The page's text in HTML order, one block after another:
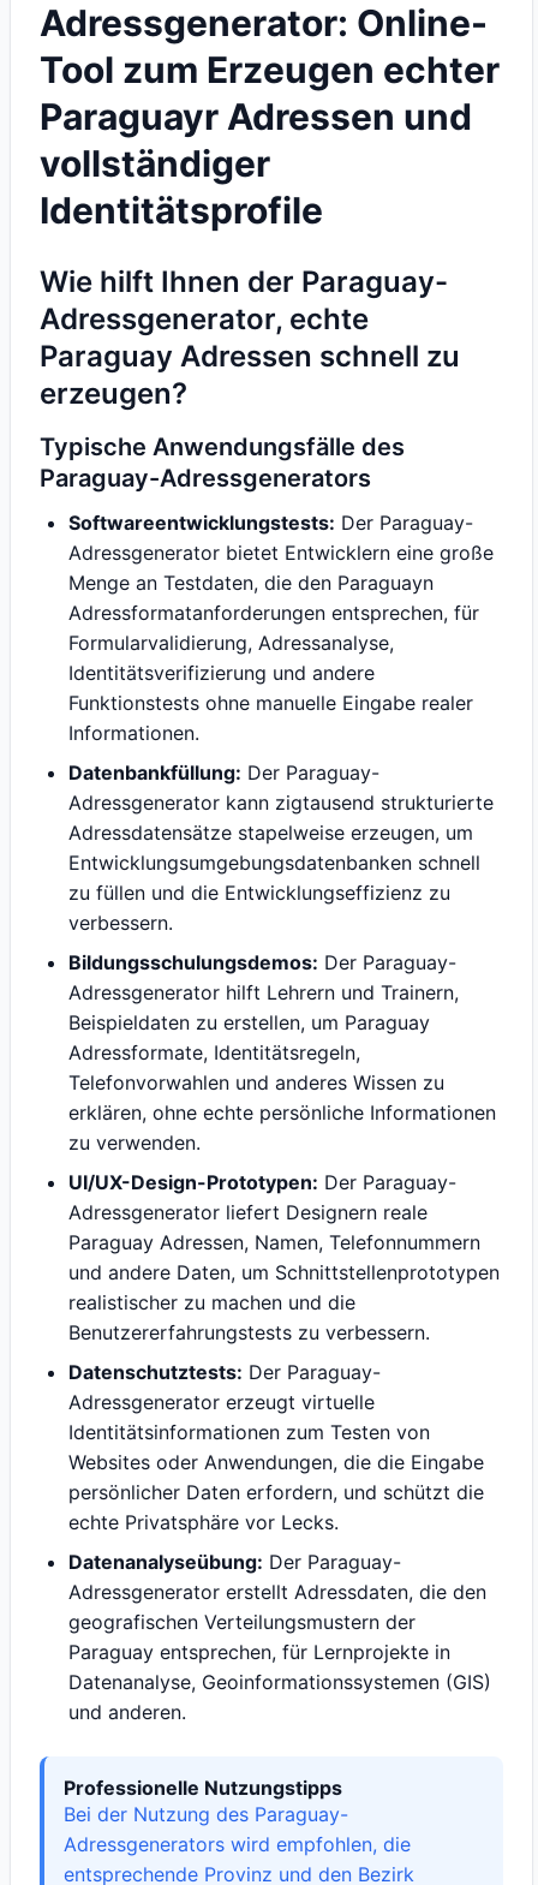
Adressgenerator: Online-
Tool zum Erzeugen echter
Paraguayr Adressen und
vollständiger
Identitätsprofile
Wie hilft Ihnen der Paraguay-
Adressgenerator, echte
Paraguay Adressen schnell zu
erzeugen?
Typische Anwendungsfälle des
Paraguay-Adressgenerators
Softwareentwicklungstests: Der Paraguay-
Adressgenerator bietet Entwicklern eine große
Menge an Testdaten, die den Paraguayn
Adressformatanforderungen entsprechen, für
Formularvalidierung, Adressanalyse,
Identitätsverifizierung und andere
Funktionstests ohne manuelle Eingabe realer
Informationen.
Datenbankfüllung: Der Paraguay-
Adressgenerator kann zigtausend strukturierte
Adressdatensätze stapelweise erzeugen, um
Entwicklungsumgebungsdatenbanken schnell
zu füllen und die Entwicklungseffizienz zu
verbessern.
Bildungsschulungsdemos: Der Paraguay-
Adressgenerator hilft Lehrern und Trainern,
Beispieldaten zu erstellen, um Paraguay
Adressformate, Identitätsregeln,
Telefonvorwahlen und anderes Wissen zu
erklären, ohne echte persönliche Informationen
zu verwenden.
UI/UX-Design-Prototypen: Der Paraguay-
Adressgenerator liefert Designern reale
Paraguay Adressen, Namen, Telefonnummern
und andere Daten, um Schnittstellenprototypen
realistischer zu machen und die
Benutzererfahrungstests zu verbessern.
Datenschutztests: Der Paraguay-
Adressgenerator erzeugt virtuelle
Identitätsinformationen zum Testen von
Websites oder Anwendungen, die die Eingabe
persönlicher Daten erfordern, und schützt die
echte Privatsphäre vor Lecks.
Datenanalyseübung: Der Paraguay-
Adressgenerator erstellt Adressdaten, die den
geografischen Verteilungsmustern der
Paraguay entsprechen, für Lernprojekte in
Datenanalyse, Geoinformationssystemen (GIS)
und anderen.
Professionelle Nutzungstipps
Bei der Nutzung des Paraguay-
Adressgenerators wird empfohlen, die
entsprechende Provinz und den Bezirk